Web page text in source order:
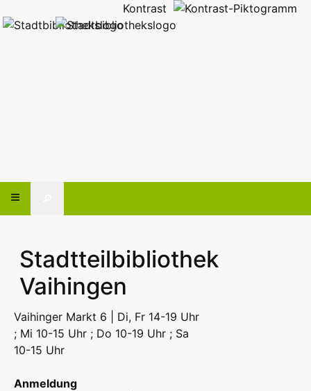
Kontrast
Stadtteilbibliothek
Vaihingen
Vaihinger Markt 6 | Di, Fr 14-19 Uhr
; Mi 10-15 Uhr ; Do 10-19 Uhr ; Sa
10-15 Uhr
Anmeldung